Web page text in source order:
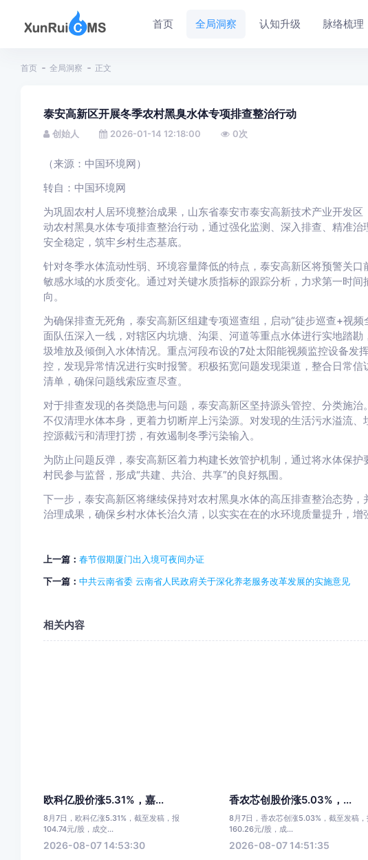
首页 全局洞察 认知升级 脉络梳理
首页 全局洞察 正文
泰安高新区开展冬季农村黑臭水体专项排查整治行动
创始人 2026-01-14 12:18:00 0次
（来源：中国环境网）
转自：中国环境网
为巩固农村人居环境整治成果，山东省泰安市泰安高新技术产业开发
动农村黑臭水体专项排查整治行动，通过强化监测、深入排查、精准
安全稳定，筑牢乡村生态基底。
针对冬季水体流动性弱、环境容量降低的特点，泰安高新区将预警关
敏感水域的水质变化。通过对关键水质指标的跟踪分析，力求第一时
向。
为确保排查无死角，泰安高新区组建专项巡查组，启动“徒步巡查+视
面队伍深入一线，对辖区内坑塘、沟渠、河道等重点水体进行实地踏
圾堆放及倾倒入水体情况。重点河段布设的7处太阳能视频监控设备发
控，发现异常情况进行实时报警。积极拓宽问题发现渠道，整合日常
清单，确保问题线索应查尽查。
对于排查发现的各类隐患与问题，泰安高新区坚持源头管控、分类施
不仅清理水体本身，更着力切断岸上污染源。对发现的生活污水溢流
控源截污和清理打捞，有效遏制冬季污染输入。
为防止问题反弹，泰安高新区着力构建长效管护机制，通过将水体保
村民参与监督，形成“共建、共治、共享”的良好氛围。
下一步，泰安高新区将继续保持对农村黑臭水体的高压排查整治态势
治理成果，确保乡村水体长治久清，以实实在在的水环境质量提升，增
上一篇： 春节假期厦门出入境可夜间办证
下一篇： 中共云南省委 云南省人民政府关于深化养老服务改革发展的实施意见
相关内容
欧科亿股价涨5.31%，嘉...
8月7日，欧科亿涨5.31%，截至发稿，报
104.74元/股，成交...
2026-08-07 14:53:30
香农芯创股价涨5.03%，...
8月7日，香农芯创涨5.03%，截至发稿，
160.26元/股，成...
2026-08-07 14:51:35